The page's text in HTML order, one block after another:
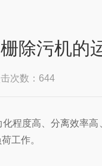
除污机的
次数：644
度高、分离效率高
工作。